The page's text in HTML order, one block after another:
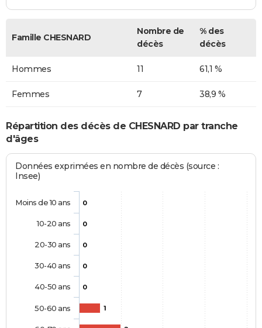
Famille CHESNARD
Nombre de
décès
% des
décès
Hommes 11 61,1 %
Femmes 7 38,9 %
Répartition des décès de CHESNARD par tranche
d'âges
Données exprimées en nombre de décès (source :
Insee)
0
0
0
0
0
1
Moins de 10 ans
10-20 ans
20-30 ans
30-40 ans
40-50 ans
50-60 ans